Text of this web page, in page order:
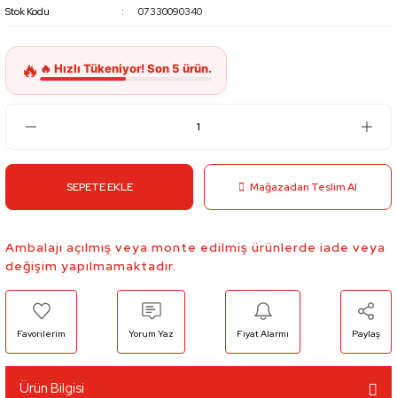
Stok Kodu 07330090340
SEPETE EKLE Mağazadan Teslim Al
Ambalajı açılmış veya monte edilmiş ürünlerde iade veya
değişim yapılmamaktadır.
Yorum Yaz Fiyat Alarmı Paylaş
Ürün Bilgisi